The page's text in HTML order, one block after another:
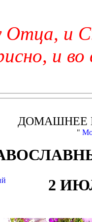
Отца, и
и во
ДОМАШНЕЕ
"
2